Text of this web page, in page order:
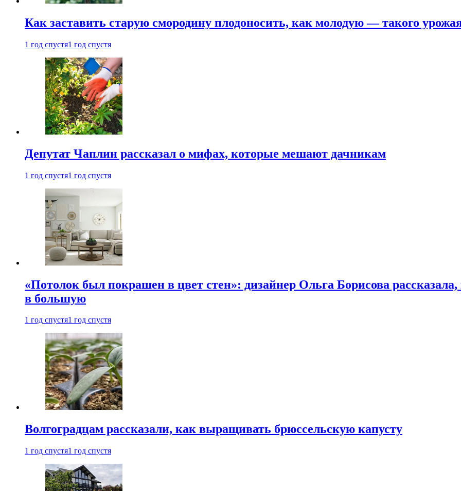
Как заставить старую смородину плодоносить, как молодую — такого
1 год спустя1 год спустя
Депутат Чаплин рассказал о мифах, которые мешают дачникам
1 год спустя1 год спустя
«Потолок был покрашен в цвет стен»: дизайнер Ольга Борисова
в большую
1 год спустя1 год спустя
Волгоградцам рассказали, как выращивать брюссельскую капусту
1 год спустя1 год спустя